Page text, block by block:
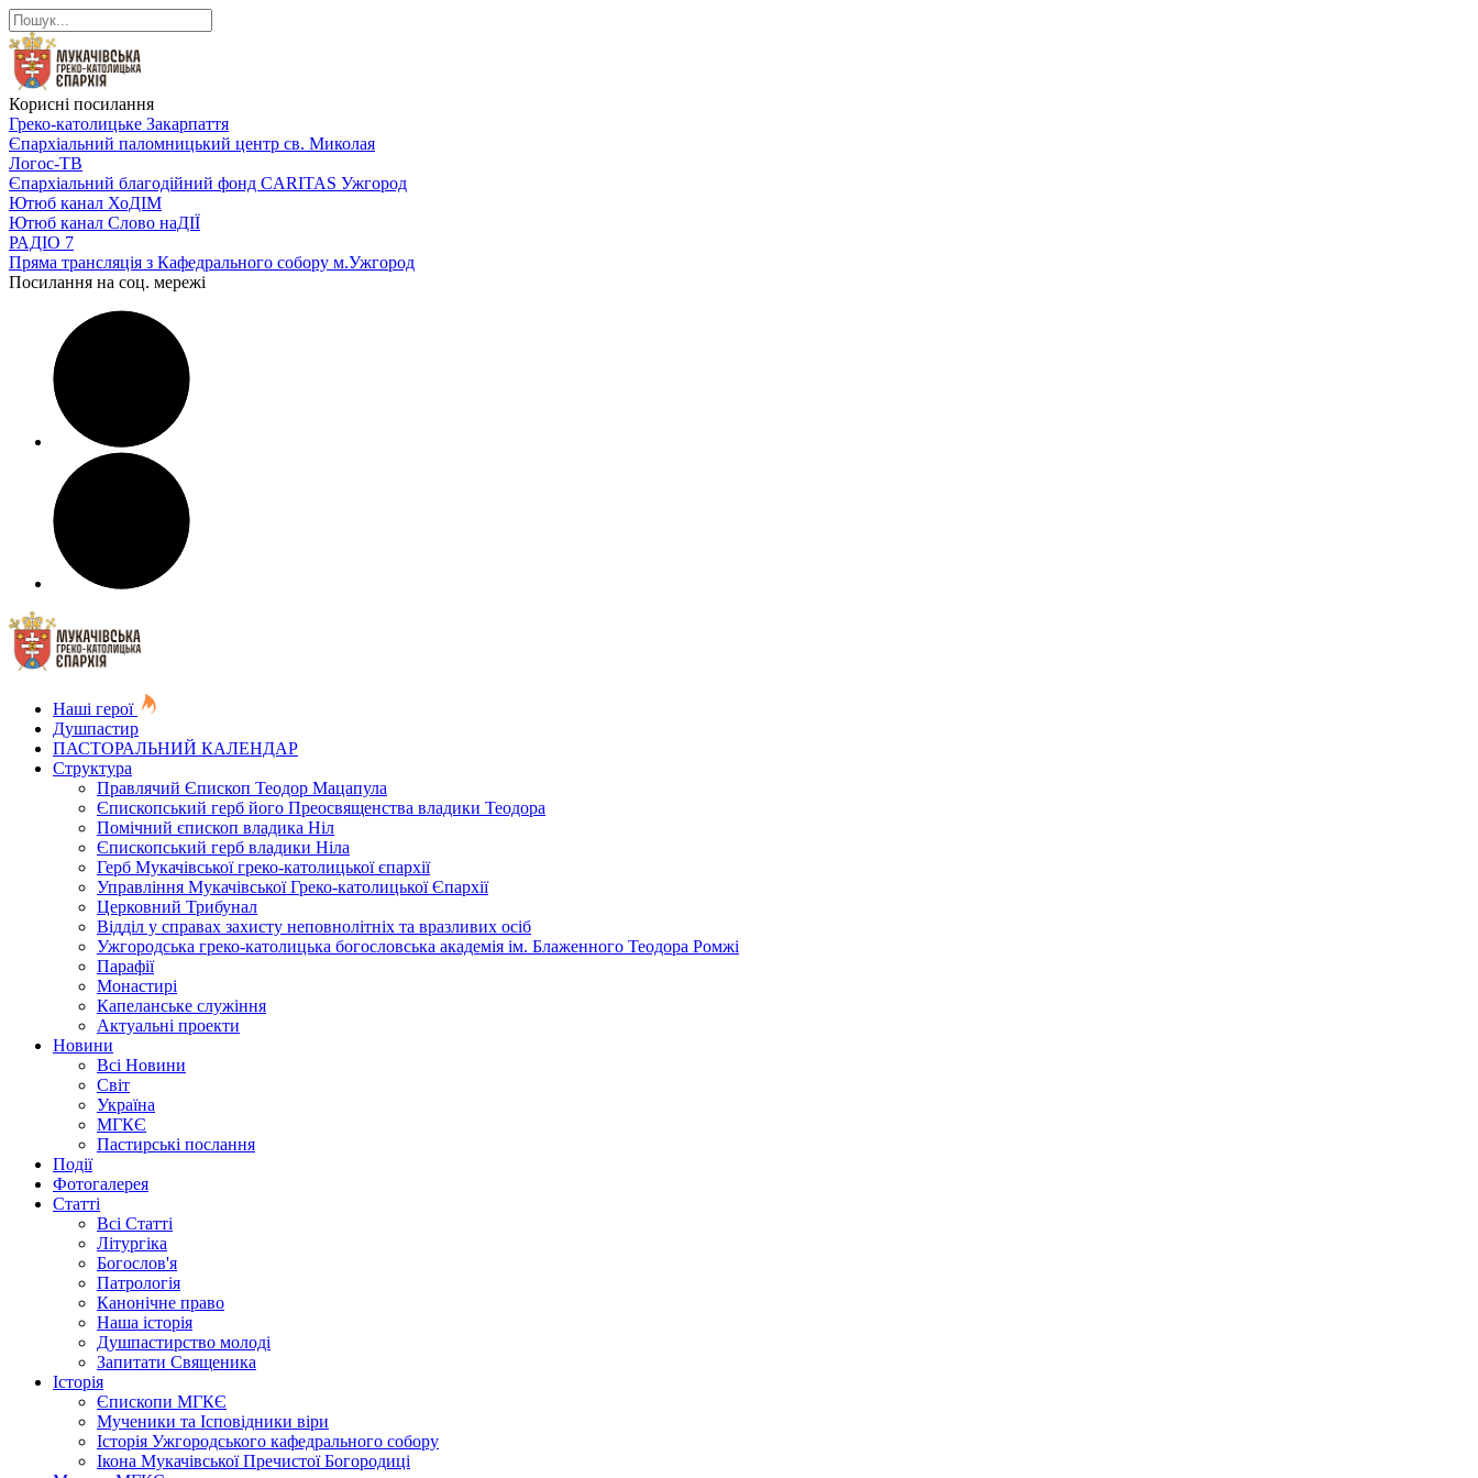
Корисні посилання
Греко-католицьке Закарпаття
Єпархіальний паломницький центр св. Миколая
Логос-ТВ
Єпархіальний благодійний фонд CARITAS Ужгород
Ютюб канал ХоДІМ
Ютюб канал Слово наДІЇ
РАДІО 7
Пряма трансляція з Кафедрального собору м.Ужгород
Посилання на соц. мережі
Наші герої
Душпастир
ПАСТОРАЛЬНИЙ КАЛЕНДАР
Структура
Правлячий Єпископ Теодор Мацапула
Єпископський герб його Преосвященства владики Теодора
Помічний єпископ владика Ніл
Єпископський герб владики Ніла
Герб Мукачівської греко-католицької єпархії
Управління Мукачівської Греко-католицької Єпархії
Церковний Трибунал
Відділ у справах захисту неповнолітніх та вразливих осіб
Ужгородська греко-католицька богословська академія ім. Блаженного Теодора Ромжі
Парафії
Монастирі
Капеланське служіння
Актуальні проекти
Новини
Всі Новини
Світ
Україна
МГКЄ
Пастирські послання
Події
Фотогалерея
Статті
Всі Статті
Літургіка
Богослов'я
Патрологія
Канонічне право
Наша історія
Душпастирство молоді
Запитати Священика
Історія
Єпископи МГКЄ
Мученики та Ісповідники віри
Історія Ужгородського кафедрального собору
Ікона Мукачівської Пречистої Богородиці